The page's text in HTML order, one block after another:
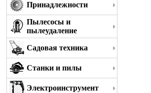
Принадлежности
Пылесосы и
пылеудаление
Садовая техника
Станки и пилы
Электроинструмент